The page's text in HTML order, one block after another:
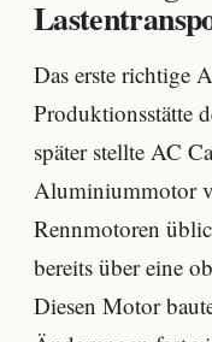
Das erste richtige
Produktionsstätte
später stellte AC
Aluminiummotor
Rennmotoren
bereits über eine
Diesen Motor